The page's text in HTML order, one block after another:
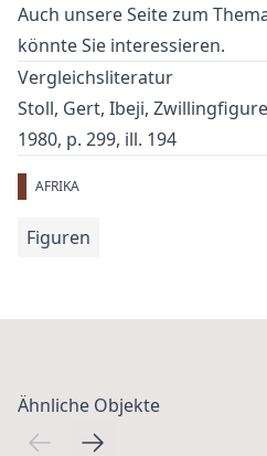
Auch unsere Seite zum
könnte Sie interessieren.
Vergleichsliteratur
Stoll, Gert, Ibeji,
1980, p. 299, ill. 194
AFRIKA
Figuren
Ähnliche Objekte